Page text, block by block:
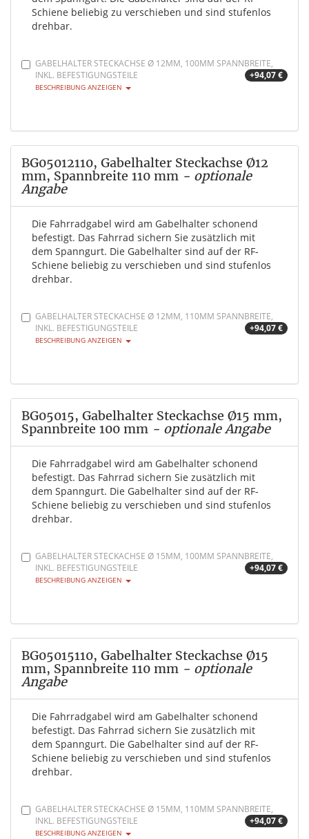
Schiene beliebig zu verschieben und sind stufenlos
drehbar.
GABELHALTER STECKACHSE Ø 12MM, 100MM SPANNBREITE,
INKL. BEFESTIGUNGSTEILE
+94,07 €
BESCHREIBUNG ANZEIGEN
BG05012110, Gabelhalter Steckachse Ø12
mm, Spannbreite 110 mm - optionale
Angabe
Die Fahrradgabel wird am Gabelhalter schonend
befestigt. Das Fahrrad sichern Sie zusätzlich mit
dem Spanngurt. Die Gabelhalter sind auf der RF-
Schiene beliebig zu verschieben und sind stufenlos
drehbar.
GABELHALTER STECKACHSE Ø 12MM, 110MM SPANNBREITE,
INKL. BEFESTIGUNGSTEILE
+94,07 €
BESCHREIBUNG ANZEIGEN
BG05015, Gabelhalter Steckachse Ø15 mm,
Spannbreite 100 mm - optionale Angabe
Die Fahrradgabel wird am Gabelhalter schonend
befestigt. Das Fahrrad sichern Sie zusätzlich mit
dem Spanngurt. Die Gabelhalter sind auf der RF-
Schiene beliebig zu verschieben und sind stufenlos
drehbar.
GABELHALTER STECKACHSE Ø 15MM, 100MM SPANNBREITE,
INKL. BEFESTIGUNGSTEILE
+94,07 €
BESCHREIBUNG ANZEIGEN
BG05015110, Gabelhalter Steckachse Ø15
mm, Spannbreite 110 mm - optionale
Angabe
Die Fahrradgabel wird am Gabelhalter schonend
befestigt. Das Fahrrad sichern Sie zusätzlich mit
dem Spanngurt. Die Gabelhalter sind auf der RF-
Schiene beliebig zu verschieben und sind stufenlos
drehbar.
GABELHALTER STECKACHSE Ø 15MM, 110MM SPANNBREITE,
INKL. BEFESTIGUNGSTEILE
+94,07 €
BESCHREIBUNG ANZEIGEN